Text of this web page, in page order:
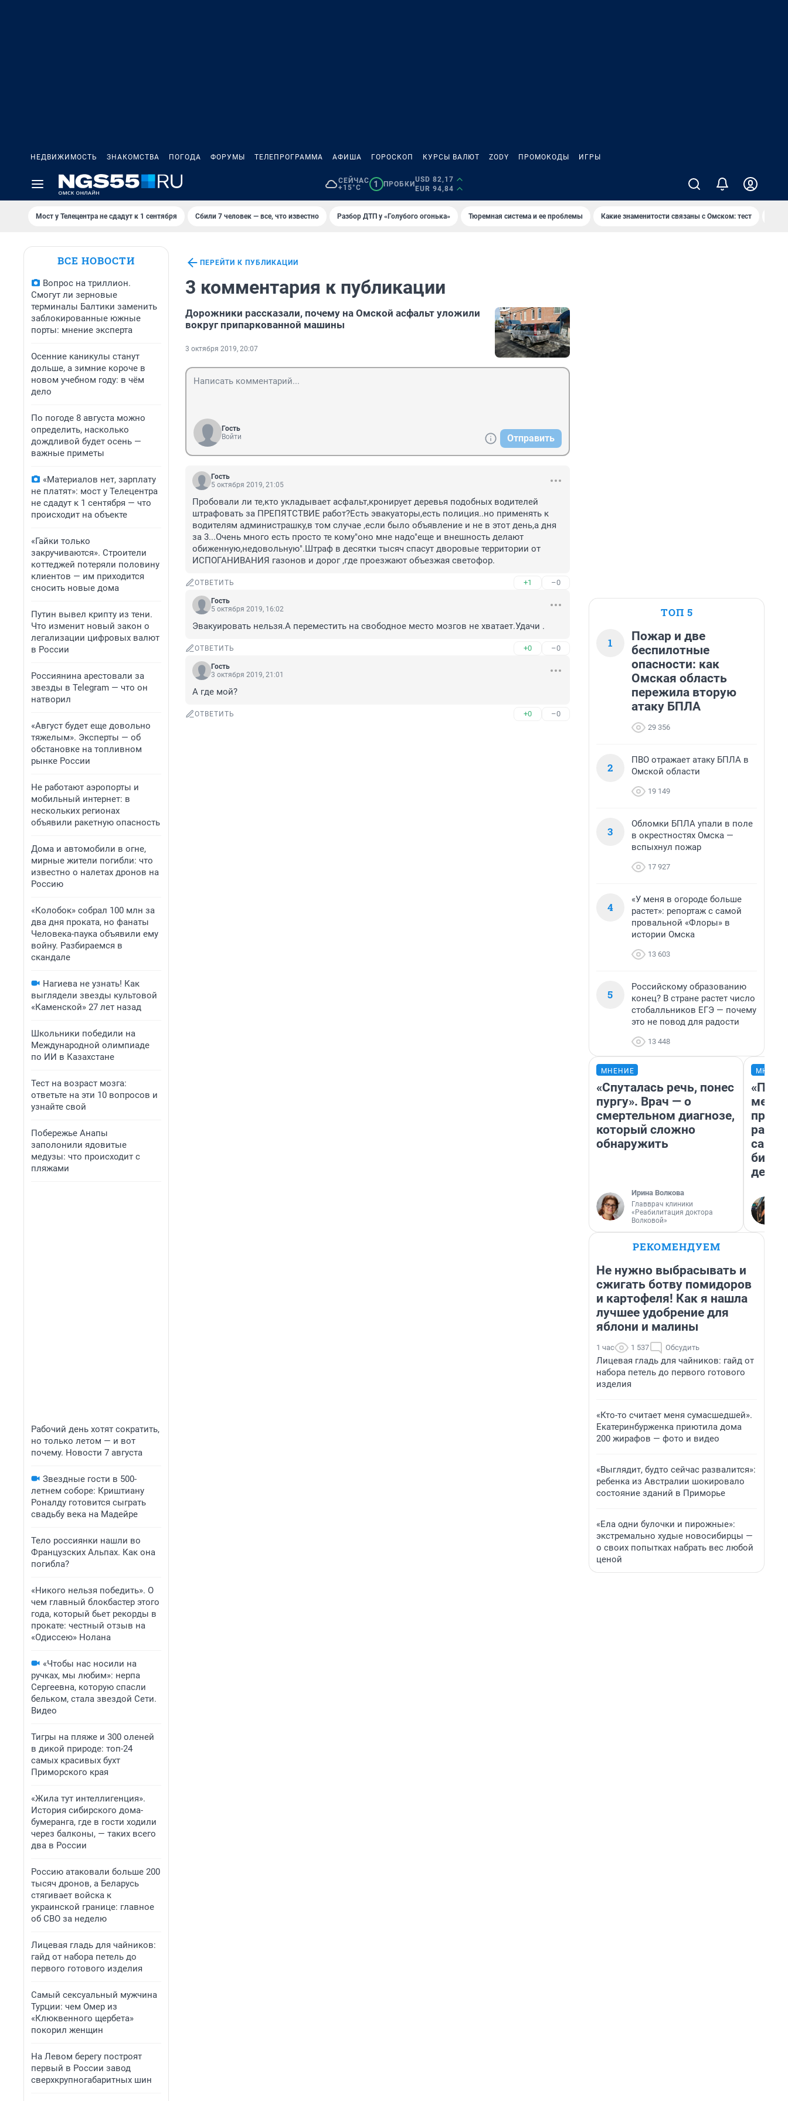
НЕДВИЖИМОСТЬ ЗНАКОМСТВА ПОГОДА ФОРУМЫ ТЕЛЕПРОГРАММА АФИША ГОРОСКОП КУРСЫ ВАЛЮТ ZODY ПРОМОКОДЫ ИГРЫ
СЕЙЧАС
+15°C
1 ПРОБКИ
USD 82,17
EUR 94,84
Мост у Телецентра не сдадут к 1 сентября Сбили 7 человек — все, что известно Разбор ДТП у «Голубого огонька» Тюремная система и ее проблемы Какие знаменитости связаны с Омском: тест
ВСЕ НОВОСТИ
Вопрос на триллион.
Смогут ли зерновые
терминалы Балтики заменить
заблокированные южные
порты: мнение эксперта
Осенние каникулы станут
дольше, а зимние короче в
новом учебном году: в чём
дело
По погоде 8 августа можно
определить, насколько
дождливой будет осень —
важные приметы
«Материалов нет, зарплату
не платят»: мост у Телецентра
не сдадут к 1 сентября — что
происходит на объекте
«Гайки только
закручиваются». Строители
коттеджей потеряли половину
клиентов — им приходится
сносить новые дома
Путин вывел крипту из тени.
Что изменит новый закон о
легализации цифровых валют
в России
Россиянина арестовали за
звезды в Telegram — что он
натворил
«Август будет еще довольно
тяжелым». Эксперты — об
обстановке на топливном
рынке России
Не работают аэропорты и
мобильный интернет: в
нескольких регионах
объявили ракетную опасность
Дома и автомобили в огне,
мирные жители погибли: что
известно о налетах дронов на
Россию
«Колобок» собрал 100 млн за
два дня проката, но фанаты
Человека-паука объявили ему
войну. Разбираемся в
скандале
Нагиева не узнать! Как
выглядели звезды культовой
«Каменской» 27 лет назад
Школьники победили на
Международной олимпиаде
по ИИ в Казахстане
Тест на возраст мозга:
ответьте на эти 10 вопросов и
узнайте свой
Побережье Анапы
заполонили ядовитые
медузы: что происходит с
пляжами
Рабочий день хотят сократить,
но только летом — и вот
почему. Новости 7 августа
Звездные гости в 500-
летнем соборе: Криштиану
Роналду готовится сыграть
свадьбу века на Мадейре
Тело россиянки нашли во
Французских Альпах. Как она
погибла?
«Никого нельзя победить». О
чем главный блокбастер этого
года, который бьет рекорды в
прокате: честный отзыв на
«Одиссею» Нолана
«Чтобы нас носили на
ручках, мы любим»: нерпа
Сергеевна, которую спасли
бельком, стала звездой Сети.
Видео
Тигры на пляже и 300 оленей
в дикой природе: топ-24
самых красивых бухт
Приморского края
«Жила тут интеллигенция».
История сибирского дома-
бумеранга, где в гости ходили
через балконы, — таких всего
два в России
Россию атаковали больше 200
тысяч дронов, а Беларусь
стягивает войска к
украинской границе: главное
об СВО за неделю
Лицевая гладь для чайников:
гайд от набора петель до
первого готового изделия
Самый сексуальный мужчина
Турции: чем Омер из
«Клюквенного щербета»
покорил женщин
На Левом берегу построят
первый в России завод
сверхкрупногабаритных шин
ПЕРЕЙТИ К ПУБЛИКАЦИИ
3 комментария к публикации
Дорожники рассказали, почему на Омской асфальт уложили
вокруг припаркованной машины
3 октября 2019, 20:07
Гость
Войти
Отправить
Гость
5 октября 2019, 21:05
Пробовали ли те,кто укладывает асфальт,кронирует деревья подобных водителей
штрафовать за ПРЕПЯТСТВИЕ работ?Есть эвакуаторы,есть полиция..но применять к
водителям администрашку,в том случае ,если было объявление и не в этот день,а дня
за 3...Очень много есть просто те кому"оно мне надо"еще и внешность делают
обиженную,недовольную".Штраф в десятки тысяч спасут дворовые территории от
ИСПОГАНИВАНИЯ газонов и дорог ,где проезжают объезжая светофор.
ОТВЕТИТЬ +1 –0
Гость
5 октября 2019, 16:02
Эвакуировать нельзя.А переместить на свободное место мозгов не хватает.Удачи .
ОТВЕТИТЬ +0 –0
Гость
3 октября 2019, 21:01
А где мой?
ОТВЕТИТЬ +0 –0
ТОП 5
1
Пожар и две
беспилотные
опасности: как
Омская область
пережила вторую
атаку БПЛА
29 356
2
ПВО отражает атаку БПЛА в
Омской области
19 149
3
Обломки БПЛА упали в поле
в окрестностях Омска —
вспыхнул пожар
17 927
4
«У меня в огороде больше
растет»: репортаж с самой
провальной «Флоры» в
истории Омска
13 603
5
Российскому образованию
конец? В стране растет число
стобалльников ЕГЭ — почему
это не повод для радости
13 448
МНЕНИЕ
«Спуталась речь, понес
пургу». Врач — о
смертельном диагнозе,
который сложно
обнаружить
Ирина Волкова
Главврач клиники
«Реабилитация доктора
Волковой»
РЕКОМЕНДУЕМ
Не нужно выбрасывать и
сжигать ботву помидоров
и картофеля! Как я нашла
лучшее удобрение для
яблони и малины
1 час 1 537 Обсудить
Лицевая гладь для чайников: гайд от
набора петель до первого готового
изделия
«Кто-то считает меня сумасшедшей».
Екатеринбурженка приютила дома
200 жирафов — фото и видео
«Выглядит, будто сейчас развалится»:
ребенка из Австралии шокировало
состояние зданий в Приморье
«Ела одни булочки и пирожные»:
экстремально худые новосибирцы —
о своих попытках набрать вес любой
ценой